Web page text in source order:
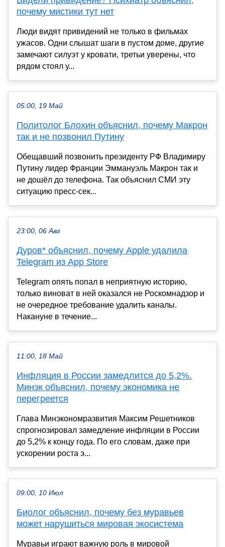
почему мистики тут нет
Люди видят привидений не только в фильмах
ужасов. Одни слышат шаги в пустом доме, другие
замечают силуэт у кровати, третьи уверены, что
рядом стоял у...
05:00, 19 Май
Политолог Блохин объяснил, почему Макрон
так и не позвонил Путину
Обещавший позвонить президенту РФ Владимиру
Путину лидер Франции Эммануэль Макрон так и
не дошёл до телефона. Так объяснил СМИ эту
ситуацию пресс‑сек...
23:00, 06 Авг
Дуров* объяснил, почему Apple удалила
Telegram из App Store
Telegram опять попал в неприятную историю,
только виноват в ней оказался не Роскомнадзор и
не очередное требование удалить каналы.
Накануне в течение...
11:00, 18 Май
Инфляция в России замедлится до 5,2%.
Минэк объяснил, почему экономика не
перегреется
Глава Минэкономразвития Максим Решетников
спрогнозировал замедление инфляции в России
до 5,2% к концу года. По его словам, даже при
ускорении роста э...
09:00, 10 Июл
Биолог объяснил, почему без муравьев
может нарушиться мировая экосистема
Муравьи играют важную роль в мировой